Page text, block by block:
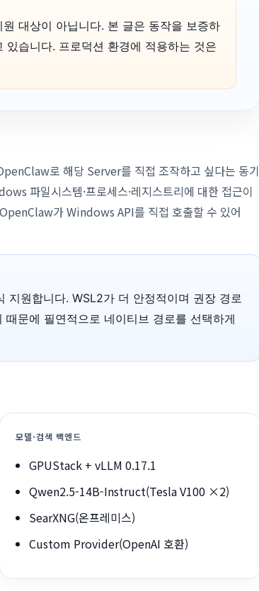
대상이 아닙니다. 본 글은 동작을 보증하
습니다. 프로덕션 환경에 적용하는 것은
로 해당 Server를 직접 조작하고 싶다는 동기
파일시스템·프로세스·레지스트리에 대한 접근이
가 Windows API를 직접 호출할 수 있어
원합니다. WSL2가 더 안정적이며 권장 경로
문에 필연적으로 네이티브 경로를 선택하게
모델·검색 백엔드
GPUStack + vLLM 0.17.1
Qwen2.5-14B-Instruct(Tesla V100 ×2)
SearXNG(온프레미스)
Custom Provider(OpenAI 호환)